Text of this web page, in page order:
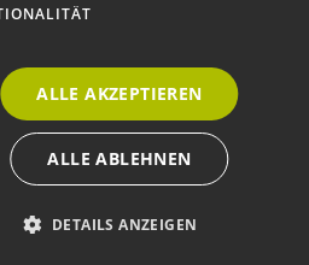
*
7?
ALLE AKZEPTIEREN
ALLE ABLEHNEN
DETAILS ANZEIGEN